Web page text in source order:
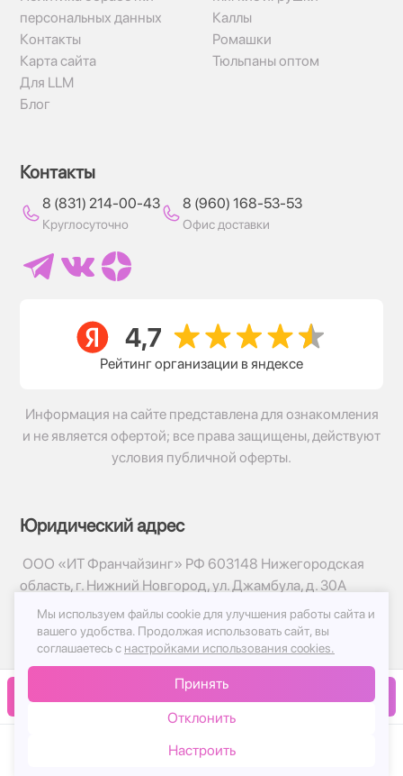
В корзину
персональных данных
Контакты
Карта сайта
Для LLM
Блог
Каллы
Ромашки
Тюльпаны оптом
Контакты
8 (831) 214-00-43
Круглосуточно
8 (960) 168-53-53
Офис доставки
Рейтинг организации в яндексе
Информация на сайте представлена для ознакомления
и не является офертой; все права защищены, действуют
условия публичной оферты.
Юридический адрес
ООО «ИТ Франчайзинг» РФ 603148 Нижегородская
область, г. Нижний Новгород, ул. Джамбула, д. 30А
© 2017-2026г, База Цветов 24.ру
Политика конфиденциальности
Публичная оферта
Мы используем файлы cookie для улучшения работы сайта и
вашего удобства. Продолжая использовать сайт, вы
соглашаетесь с настройками использования cookies.
Принять
Отклонить
Настроить